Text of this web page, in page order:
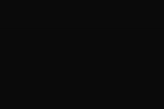
دابا حتى شي واحد ما بقا باغي يعاون”